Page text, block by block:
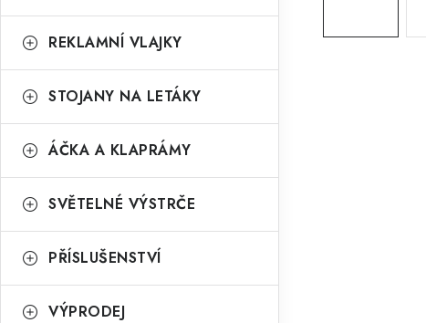
n
e
i
REKLAMNÍ VLAJKY
STOJANY NA LETÁKY
ÁČKA A KLAPRÁMY
SVĚTELNÉ VÝSTRČE
PŘÍSLUŠENSTVÍ
VÝPRODEJ